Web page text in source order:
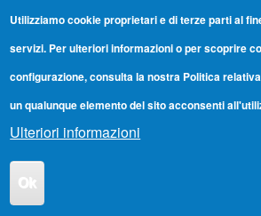
Utilizziamo cookie proprietari e di terze parti al
servizi. Per ulteriori informazioni o per scoprire
configurazione, consulta la nostra Politica
un qualunque elemento del sito acconsenti
Ulteriori informazioni
Ok